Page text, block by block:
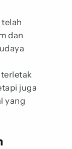
telah
dan
juga
yang